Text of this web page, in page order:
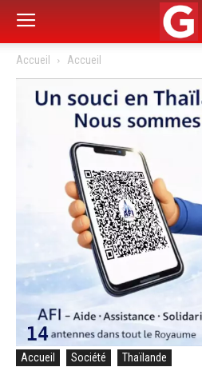
Accueil Accueil
Accueil Société Thaïlande